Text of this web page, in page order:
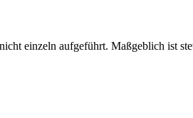
einzeln aufgeführt. Maßgeblich ist